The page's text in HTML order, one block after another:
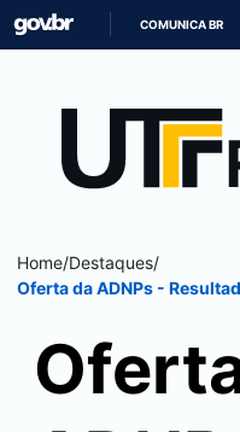
COMUNICA BR
Home/Destaques/
Oferta da ADNPs -